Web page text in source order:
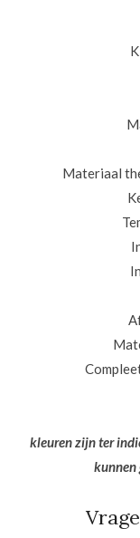
Materiaal
kleuren zijn ter
kunnen